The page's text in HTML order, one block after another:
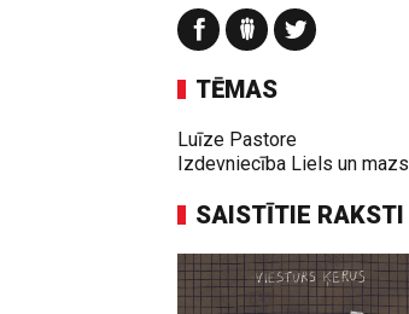
TĒMAS
Luīze Pastore
Izdevniecība Liels un mazs
SAISTĪTIE RAKSTI